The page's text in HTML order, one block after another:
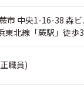
市 中央1-16-38 森
東北線「蕨駅」徒歩
職員)